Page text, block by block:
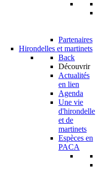
Partenaires
Hirondelles et martinets
Back
Découvrir
Actualités
en lien
Agenda
Une vie
d'hirondelle
et de
martinets
Espèces en
PACA